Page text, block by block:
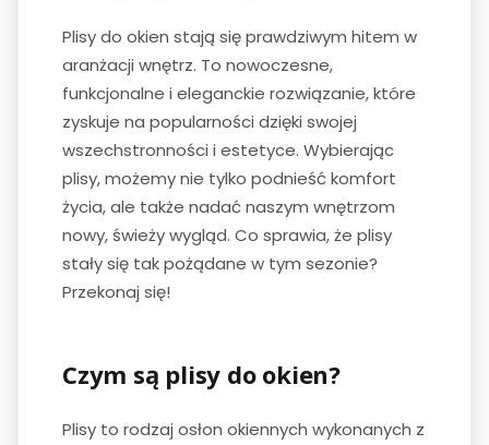
Plisy do okien stają się prawdziwym hitem w
aranżacji wnętrz. To nowoczesne,
funkcjonalne i eleganckie rozwiązanie, które
zyskuje na popularności dzięki swojej
wszechstronności i estetyce. Wybierając
plisy, możemy nie tylko podnieść komfort
życia, ale także nadać naszym wnętrzom
nowy, świeży wygląd. Co sprawia, że plisy
stały się tak pożądane w tym sezonie?
Przekonaj się!
Czym są plisy do okien?
Plisy to rodzaj osłon okiennych wykonanych z